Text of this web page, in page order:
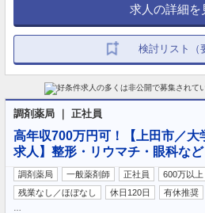
求人の詳細を
検討リスト（
調剤薬局 ｜ 正社員
高年収700万円可！【上田市／大
求人】整形・リウマチ・眼科な
調剤薬局 一般薬剤師 正社員 600万以上
残業なし／ほぼなし
休日120日 有休推奨